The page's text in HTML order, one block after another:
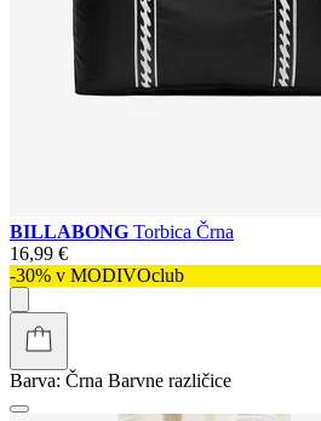
BILLABONG Torbica Črna
16,99 €
-30% v MODIVOclub
Barva: Črna Barvne različice